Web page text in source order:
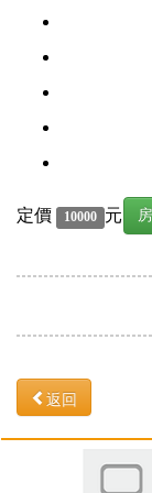
定價 10000 元
返回